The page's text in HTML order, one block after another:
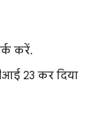
करें.
23 कर दिया